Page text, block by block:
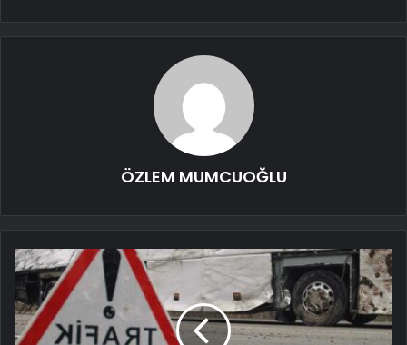
ÖZLEM MUMCUOĞLU